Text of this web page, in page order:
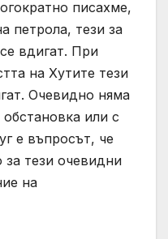
писахме,
петрола, тези за
вдигат. При
на Хутите тези
Очевидно няма
или с
е въпросът, че
тези очевидни
на